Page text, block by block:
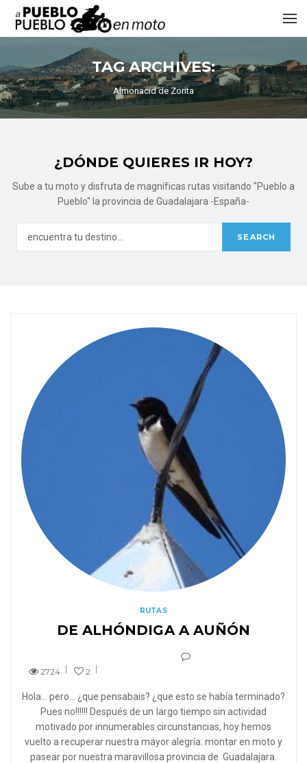
TAG ARCHIVES:
Almonacid de Zorita
¿DÓNDE QUIERES IR HOY?
Sube a tu moto y disfruta de magníficas rutas visitando "Pueblo a
Pueblo" la provincia de Guadalajara -España-
RUTAS
DE ALHÓNDIGA A AUÑÓN
2724 2
Hola… pero… ¿que pensabais? ¿que esto se había terminado?
Pues no!!!!!! Después de un largo tiempo sin actividad
motivado por innumerables circunstancias, hoy hemos
vuelto a recuperar nuestra mayor alegría: montar en moto y
pasear por nuestra maravillosa provincia de Guadalajara.